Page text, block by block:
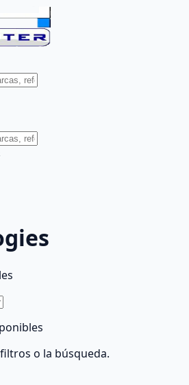
o la búsqueda.